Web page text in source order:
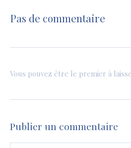
Pas de commentaire
Vous pouvez être le premier à
Publier un commentaire